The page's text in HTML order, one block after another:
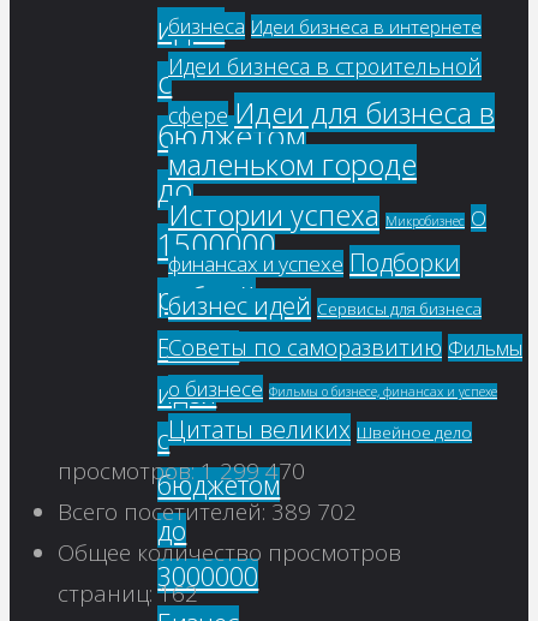
идеи
с
бюджетом
до
1500000
рублей
Бизнес
идеи
с
бюджетом
до
3000000
бизнеса Идеи бизнеса в интернете
Идеи бизнеса в строительной
сфере Идеи для бизнеса в
маленьком городе
Истории успеха Микробизнес О
финансах и успехе Подборки
бизнес идей Сервисы для бизнеса
Советы по саморазвитию Фильмы
о бизнесе Фильмы о бизнесе, финансах и успехе
Цитаты великих Швейное дело
просмотров:1 299 470
Всего посетителей:389 702
Общее количество просмотров
страниц:162